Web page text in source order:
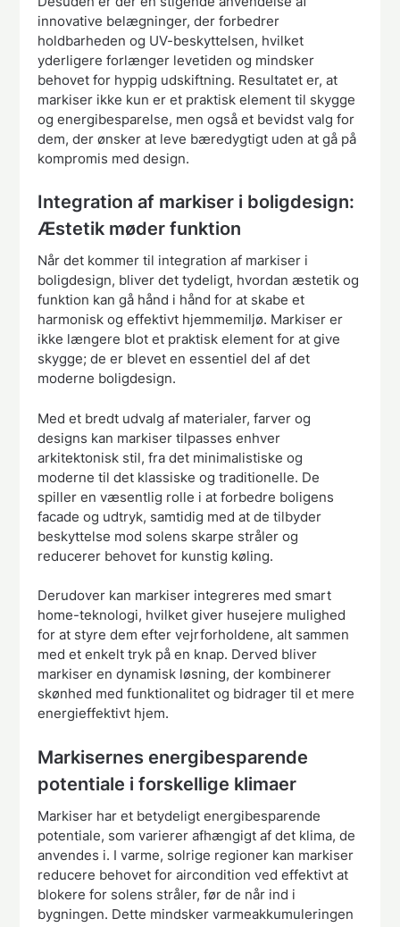
innovative belægninger, der forbedrer
holdbarheden og UV-beskyttelsen, hvilket
yderligere forlænger levetiden og mindsker
behovet for hyppig udskiftning. Resultatet er, at
markiser ikke kun er et praktisk element til skygge
og energibesparelse, men også et bevidst valg for
dem, der ønsker at leve bæredygtigt uden at gå på
kompromis med design.
Integration af markiser i boligdesign:
Æstetik møder funktion
Når det kommer til integration af markiser i
boligdesign, bliver det tydeligt, hvordan æstetik og
funktion kan gå hånd i hånd for at skabe et
harmonisk og effektivt hjemmemiljø. Markiser er
ikke længere blot et praktisk element for at give
skygge; de er blevet en essentiel del af det
moderne boligdesign.
Med et bredt udvalg af materialer, farver og
designs kan markiser tilpasses enhver
arkitektonisk stil, fra det minimalistiske og
moderne til det klassiske og traditionelle. De
spiller en væsentlig rolle i at forbedre boligens
facade og udtryk, samtidig med at de tilbyder
beskyttelse mod solens skarpe stråler og
reducerer behovet for kunstig køling.
Derudover kan markiser integreres med smart
home-teknologi, hvilket giver husejere mulighed
for at styre dem efter vejrforholdene, alt sammen
med et enkelt tryk på en knap. Derved bliver
markiser en dynamisk løsning, der kombinerer
skønhed med funktionalitet og bidrager til et mere
energieffektivt hjem.
Markisernes energibesparende
potentiale i forskellige klimaer
Markiser har et betydeligt energibesparende
potentiale, som varierer afhængigt af det klima, de
anvendes i. I varme, solrige regioner kan markiser
reducere behovet for aircondition ved effektivt at
blokere for solens stråler, før de når ind i
bygningen. Dette mindsker varmeakkumuleringen